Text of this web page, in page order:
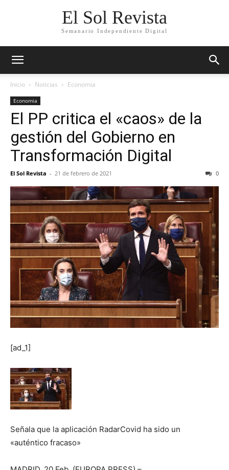
El Sol Revista
Semanario Independiente Digital
Inicio Noticias Economia
Economia
El PP critica el «caos» de la
gestión del Gobierno en
Transformación Digital
El Sol Revista - 21 de febrero de 2021 0
[ad_1]
Señala que la aplicación RadarCovid ha sido un
«auténtico fracaso»